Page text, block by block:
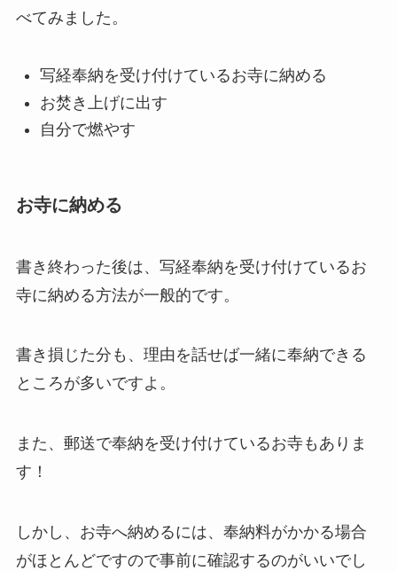
べてみました。
写経奉納を受け付けているお寺に納める
お焚き上げに出す
自分で燃やす
お寺に納める
書き終わった後は、写経奉納を受け付けているお
寺に納める方法が一般的です。
書き損じた分も、理由を話せば一緒に奉納できる
ところが多いですよ。
また、郵送で奉納を受け付けているお寺もありま
す！
しかし、お寺へ納めるには、奉納料がかかる場合
がほとんどですので事前に確認するのがいいでし